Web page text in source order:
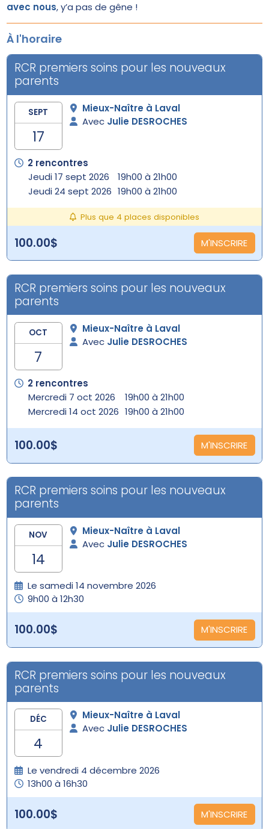
avec nous, y’a pas de gêne !
À l'horaire
RCR premiers soins pour les nouveaux
parents
SEPT
17
2 rencontres
Jeudi 17 sept 2026
19h00 à 21h00
Jeudi 24 sept 2026 19h00 à 21h00
Mieux-Naître à Laval
Avec Julie DESROCHES
Plus que 4 places disponibles
100.00$ M'INSCRIRE
RCR premiers soins pour les nouveaux
parents
OCT
7
2 rencontres
Mercredi 7 oct 2026
19h00 à 21h00
Mercredi 14 oct 2026 19h00 à 21h00
Mieux-Naître à Laval
Avec Julie DESROCHES
100.00$ M'INSCRIRE
RCR premiers soins pour les nouveaux
parents
NOV
14
Le samedi 14 novembre 2026
9h00 à 12h30
Mieux-Naître à Laval
Avec Julie DESROCHES
100.00$ M'INSCRIRE
RCR premiers soins pour les nouveaux
parents
DÉC
4
Le vendredi 4 décembre 2026
13h00 à 16h30
Mieux-Naître à Laval
Avec Julie DESROCHES
100.00$ M'INSCRIRE